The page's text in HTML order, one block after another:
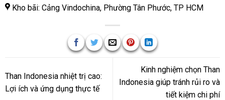
Kho bãi: Cảng Vindochina, Phường Tân Phước, TP HCM
Than Indonesia nhiệt trị cao:
Lợi ích và ứng dụng thực tế
Kinh nghiệm chọn Than
Indonesia giúp tránh rủi ro và
tiết kiệm chi phí